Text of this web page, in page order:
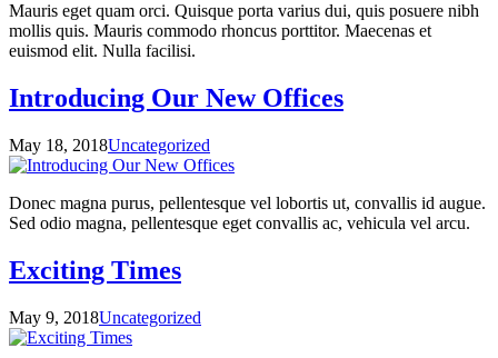
Mauris eget quam orci. Quisque porta varius dui, quis posuere nibh
mollis quis. Mauris commodo rhoncus porttitor. Maecenas et
euismod elit. Nulla facilisi.
Introducing Our New Offices
May 18, 2018Uncategorized
Donec magna purus, pellentesque vel lobortis ut, convallis id augue.
Sed odio magna, pellentesque eget convallis ac, vehicula vel arcu.
Exciting Times
May 9, 2018Uncategorized